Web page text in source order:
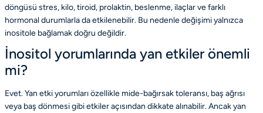
döngüsü stres, kilo, tiroid, prolaktin, beslenme, ilaçlar ve farklı
hormonal durumlarla da etkilenebilir. Bu nedenle değişimi yalnızca
inositole bağlamak doğru değildir.
İnositol yorumlarında yan etkiler önemli
mi?
Evet. Yan etki yorumları özellikle mide-bağırsak toleransı, baş ağrısı
veya baş dönmesi gibi etkiler açısından dikkate alınabilir. Ancak yan